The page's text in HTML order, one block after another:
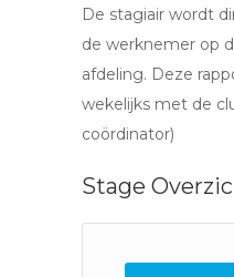
De stagiair wordt
de werknemer op
afdeling. Deze
wekelijks met de
coördinator)
Stage